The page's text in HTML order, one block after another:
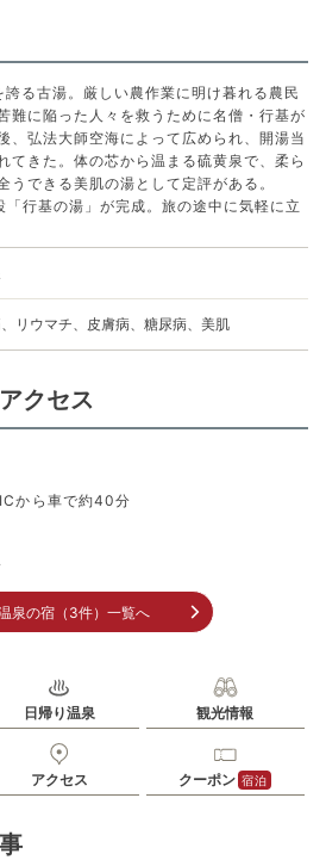
る古湯。厳しい農作業に明け暮れる農民
難に陥った人々を救うために名僧・行基が
、弘法大師空海によって広められ、開湯当
てきた。体の芯から温まる硫黄泉で、柔ら
うできる美肌の湯として定評がある。
行基の湯」が完成。旅の途中に気軽に立
リウマチ、皮膚病、糖尿病、美肌
クセス
から車で約40分
泉の宿（3件）一覧へ
日帰り温泉 観光情報
アクセス クーポン 宿泊